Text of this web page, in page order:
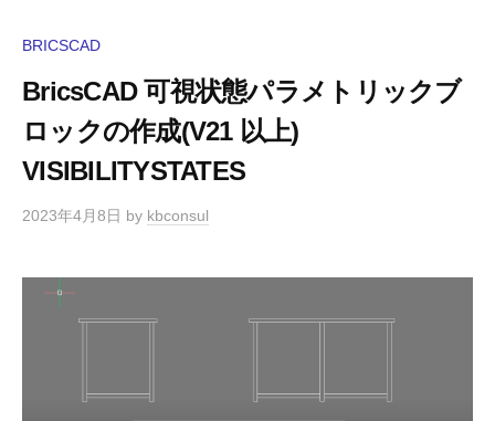
BRICSCAD
BricsCAD 可視状態パラメトリックブ
ロックの作成(V21 以上)
VISIBILITYSTATES
2023年4月8日 by kbconsul